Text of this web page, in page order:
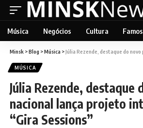
Música Negócios Cultura
Minsk >Blog >Música >Júlia Rezende, destaque do novo pop nacional
MÚSICA
Júlia Rezende, destaque
nacional lança projeto
“Gira Sessions”